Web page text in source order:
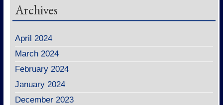
Archives
April 2024
March 2024
February 2024
January 2024
December 2023